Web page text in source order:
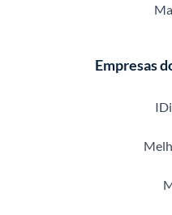
Empresas